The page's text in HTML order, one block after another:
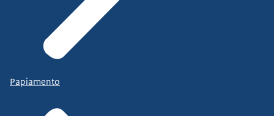
Papiamento